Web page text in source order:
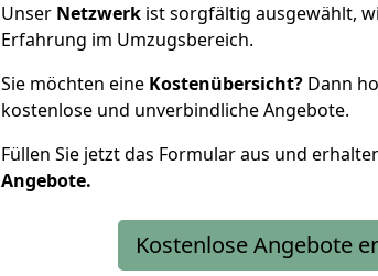
Unser Netzwerk ist sorgfältig ausgewählt,
Erfahrung im Umzugsbereich.
Sie möchten eine Kostenübersicht? Dann
kostenlose und unverbindliche Angebote.
Füllen Sie jetzt das Formular aus und
Angebote.
Kostenlose Angebote